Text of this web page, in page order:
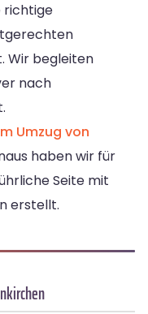
richtige
Wir begleiten
nach
Umzug von
haben wir für
Seite mit
erstellt.